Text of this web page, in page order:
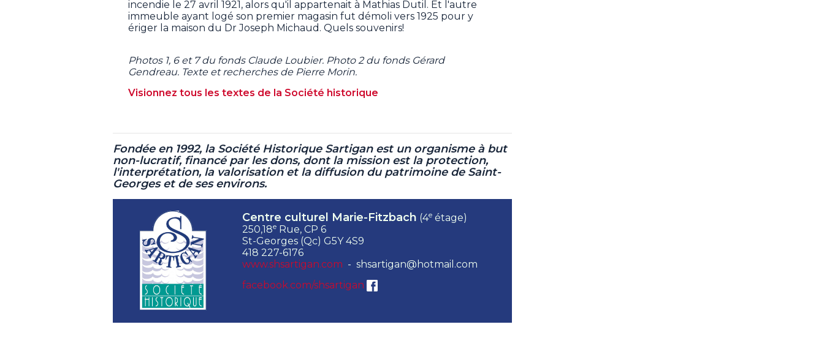
incendie le 27 avril 1921, alors qu'il appartenait à Mathias Dutil. Et l'autre
immeuble ayant logé son premier magasin fut démoli vers 1925 pour y
ériger la maison du Dr Joseph Michaud. Quels souvenirs!
Photos 1, 6 et 7 du fonds Claude Loubier. Photo 2 du fonds Gérard
Gendreau. Texte et recherches de Pierre Morin.
Visionnez tous les textes de la Société historique
Fondée en 1992, la Société Historique Sartigan est un organisme à but
non-lucratif, financé par les dons, dont la mission est la protection,
l'interprétation, la valorisation et la diffusion du patrimoine de Saint-
Georges et de ses environs.
Centre culturel Marie-Fitzbach (4e étage)
250,18e Rue, CP 6
St-Georges (Qc) G5Y 4S9
418 227-6176
www.shsartigan.com - shsartigan@hotmail.com
facebook.com/shsartigan